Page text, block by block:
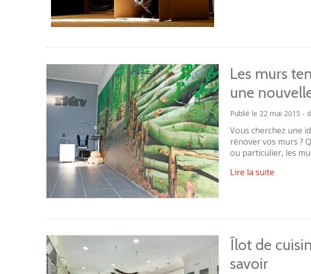
Les murs
une
Publié le 22 mai 2015 -
Vous cherchez une
rénover vos murs ?
ou particulier, les
Lire la suite
Îlot de
savoir